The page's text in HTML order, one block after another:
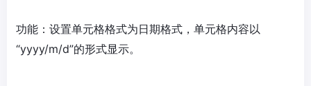
功能：设置单元格格式为日期格式，单元格内容以
“yyyy/m/d”的形式显示。